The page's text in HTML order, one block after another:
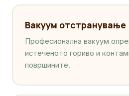
Вакуум отстранување
Професионална вакуум
истеченото гориво и
површините.